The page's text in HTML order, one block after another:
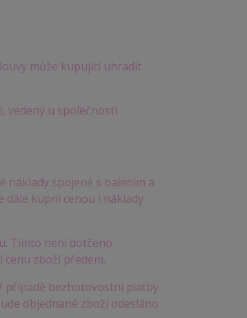
může kupující uhradit
vedený u společnosti
náklady spojené s balením a
dále kupní cenou i náklady
Tímto není dotčeno
zboží předem.
případě bezhotovostní platby
objednané zboží odesláno